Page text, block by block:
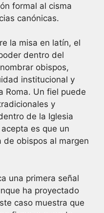
formal al cisma
canónicas.
la misa en latín, el
dentro del
obispos,
institucional y
Roma. Un fiel puede
y
de la Iglesia
es que un
de obispos al margen
una primera señal
ha proyectado
caso muestra que